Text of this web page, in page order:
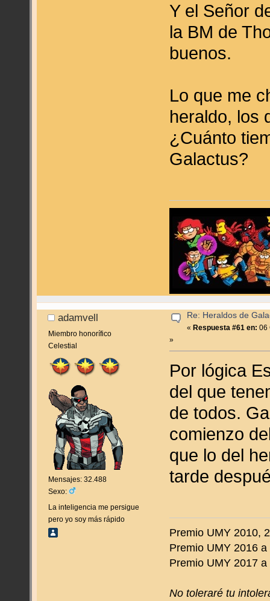
Y el Señor
la BM de
buenos.
Lo que me
heraldo, los
¿Cuánto
Galactus?
adamvell
Miembro honorífico
Celestial
Mensajes: 32.488
Sexo:
La inteligencia me persigue
pero yo soy más rápido
Re: Heraldos de
« Respuesta #61 en: 06
»
Por lógica
del que
de todos.
comienzo
que lo del
tarde
Premio UMY 2010,
Premio UMY 2016
Premio UMY 2017
No toleraré tu